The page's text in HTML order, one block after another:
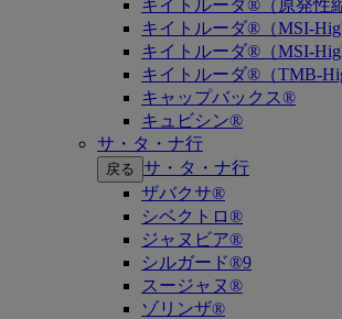
キイトルーダ®（原発性
キイトルーダ®（MSI-
キイトルーダ®（MSI-
キイトルーダ®（TMB-
キャップバックス®
キュビシン®
サ・タ・ナ行
戻る サ・タ・ナ行
ザバクサ®
シベクトロ®
ジャヌビア®
シルガード®9
スージャヌ®
ゾリンザ®